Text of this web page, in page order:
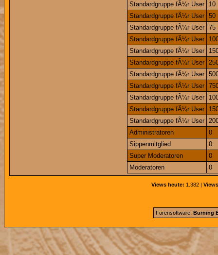
Standardgruppe fÃ¼r User
10
Standardgruppe fÃ¼r User
50
Standardgruppe fÃ¼r User
75
Standardgruppe fÃ¼r User
Standardgruppe fÃ¼r User
Standardgruppe fÃ¼r User
Standardgruppe fÃ¼r User
Standardgruppe fÃ¼r User
Standardgruppe fÃ¼r User
Standardgruppe fÃ¼r User
Standardgruppe fÃ¼r User
Administratoren
0
Sippenmitglied
0
Super Moderatoren
0
Moderatoren
0
Views heute: 1.382 |
Forensoftware: Burning